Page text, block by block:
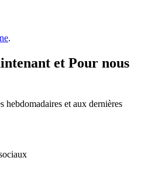
.
et Pour nous
hebdomadaires et aux dernières